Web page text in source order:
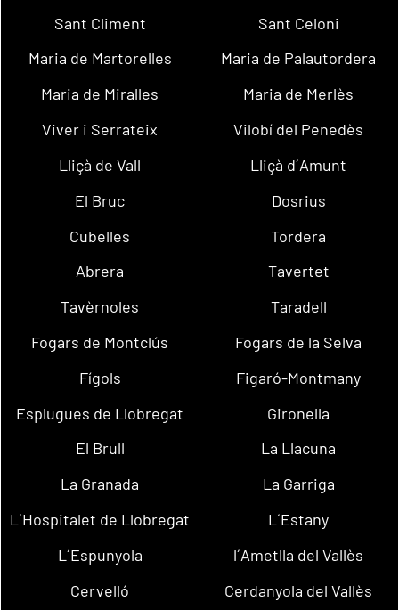
Sant Climent
Sant Celoni
Maria de Martorelles
Maria de Palautordera
Maria de Miralles
Maria de Merlès
Viver i Serrateix
Vilobí del Penedès
Lliçà de Vall
Lliçà d´Amunt
El Bruc
Dosrius
Cubelles
Tordera
Abrera
Tavertet
Tavèrnoles
Taradell
Fogars de Montclús
Fogars de la Selva
Fígols
Figaró-Montmany
Esplugues de Llobregat
Gironella
El Brull
La Llacuna
La Granada
La Garriga
L´Hospitalet de Llobregat
L´Estany
L´Espunyola
l´Ametlla del Vallès
Cervelló
Cerdanyola del Vallès